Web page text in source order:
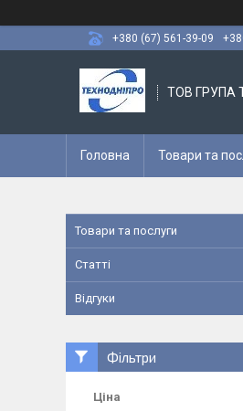
+380 (67) 561-39-09
ТОВ ГРУПА
Головна Товари та
Товари та послуги
Статті
Відгуки
Фільтри
Ціна